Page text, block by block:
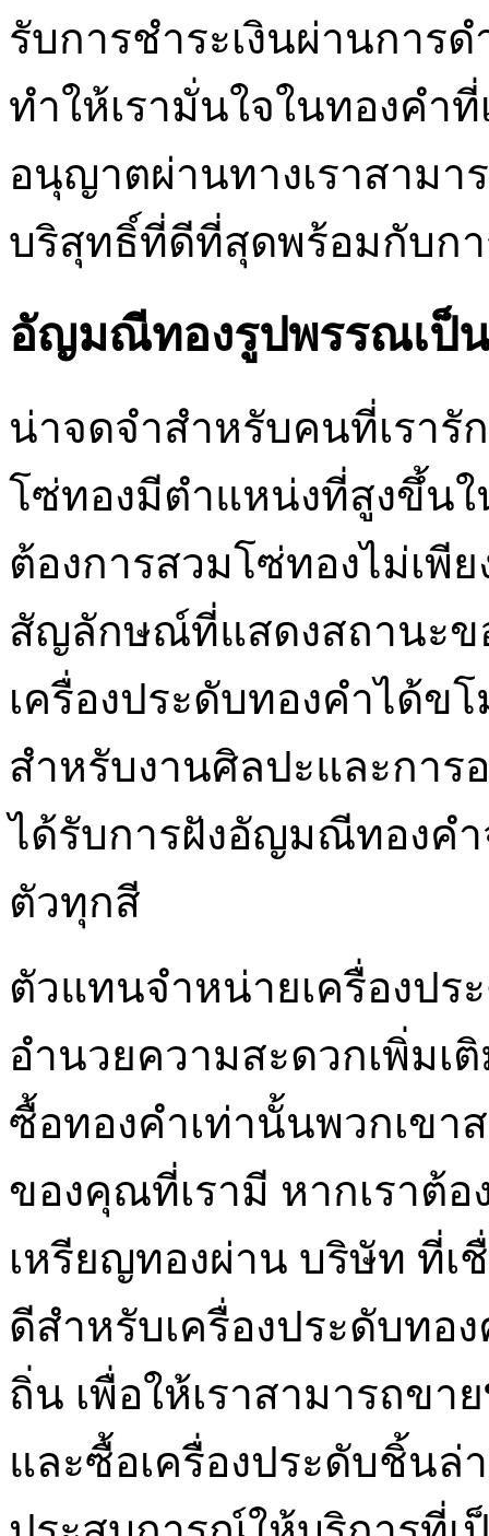
รับการชำระเงินผ่านการ
ทำให้เรามั่นใจในทองคำ
อนุญาตผ่านทางเราสามา
บริสุทธิ์ที่ดีที่สุดพร้อมกับกา
อัญมณีทองรูปพรรณเป็
น่าจดจำสำหรับคนที่เรา
โซ่ทองมีตำแหน่งที่สูงขึ้น
ต้องการสวมโซ่ทองไม่เพี
สัญลักษณ์ที่แสดงสถานะขอ
เครื่องประดับทองคำได้ข
สำหรับงานศิลปะและการ
ได้รับการฝังอัญมณีทองค
ตัวทุกสี
ตัวแทนจำหน่ายเครื่องปร
อำนวยความสะดวกเพิ่มเ
ซื้อทองคำเท่านั้นพวกเขา
ของคุณที่เรามี หากเราต้อ
เหรียญทองผ่าน บริษัท ที่เ
ดีสำหรับเครื่องประดับทอ
ถิ่น เพื่อให้เราสามารถขาย
และซื้อเครื่องประดับชิ้น